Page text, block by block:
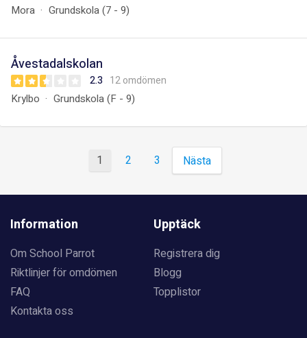
Mora Grundskola (7 - 9)
Åvestadalskolan
2.3 12 omdömen
Krylbo Grundskola (F - 9)
1 2 3 Nästa
Information
Om School Parrot
Riktlinjer för omdömen
FAQ
Kontakta oss
Upptäck
Registrera dig
Blogg
Topplistor